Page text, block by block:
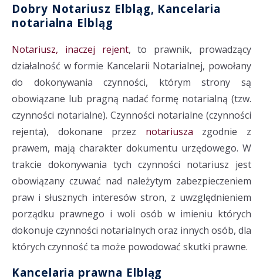
Dobry Notariusz Elbląg, Kancelaria
notarialna Elbląg
Notariusz, inaczej rejent, to prawnik, prowadzący
działalność w formie Kancelarii Notarialnej, powołany
do dokonywania czynności, którym strony są
obowiązane lub pragną nadać formę notarialną (tzw.
czynności notarialne). Czynności notarialne (czynności
rejenta), dokonane przez notariusza zgodnie z
prawem, mają charakter dokumentu urzędowego. W
trakcie dokonywania tych czynności notariusz jest
obowiązany czuwać nad należytym zabezpieczeniem
praw i słusznych interesów stron, z uwzględnieniem
porządku prawnego i woli osób w imieniu których
dokonuje czynności notarialnych oraz innych osób, dla
których czynność ta może powodować skutki prawne.
Kancelaria prawna Elbląg